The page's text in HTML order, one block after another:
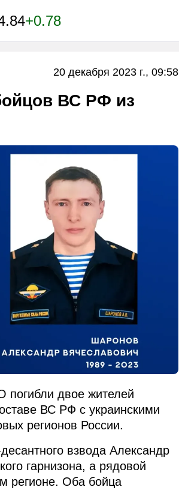
+0.78
20 декабря 2023 г., 09:58
ВС РФ из
погибли двое жителей
ВС РФ с украинскими
регионов России.
взвода Александр
гарнизона, а рядовой
регионе. Оба бойца